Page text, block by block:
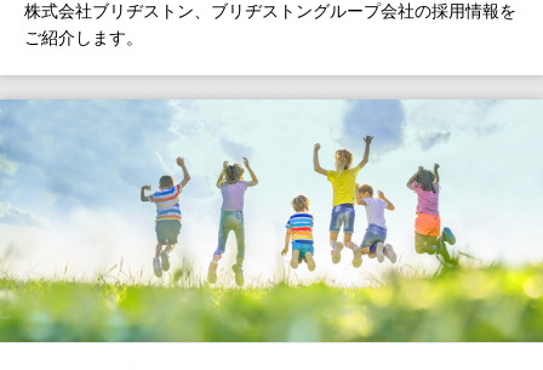
株式会社ブリヂストン、ブリヂストングループ会社の採用情報を
ご紹介します。